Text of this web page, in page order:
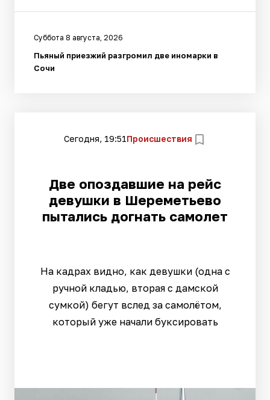
Суббота 8 августа, 2026
Пьяный приезжий разгромил две иномарки в
Сочи
Сегодня, 19:51Происшествия
Две опоздавшие на рейс
девушки в Шереметьево
пытались догнать самолет
На кадрах видно, как девушки (одна с
ручной кладью, вторая с дамской
сумкой) бегут вслед за самолётом,
который уже начали буксировать